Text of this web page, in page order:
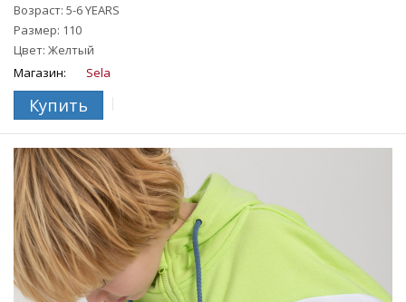
Возраст: 5-6 YEARS
Размер: 110
Цвет: Желтый
Магазин:
Sela
Купить